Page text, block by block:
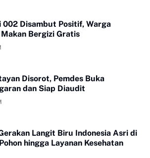
002 Disambut Positif, Warga
Bergizi Gratis
Disorot, Pemdes Buka
dan Siap Diaudit
Langit Biru Indonesia Asri di
hingga Layanan Kesehatan